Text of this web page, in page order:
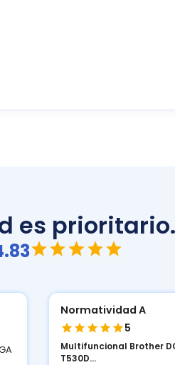
es prioritario.
Normatividad A
5
Multifuncional Brother
T530D...